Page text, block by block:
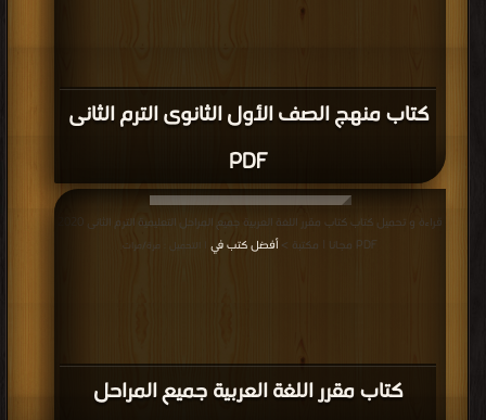
كتاب منهج الصف الأول الثانوى الترم الثانى
PDF
كتاب مقرر اللغة العربية جميع المراحل
PDF مجانا | مكتبة >
أفضل كتب في | التحميل : مرة/مرات